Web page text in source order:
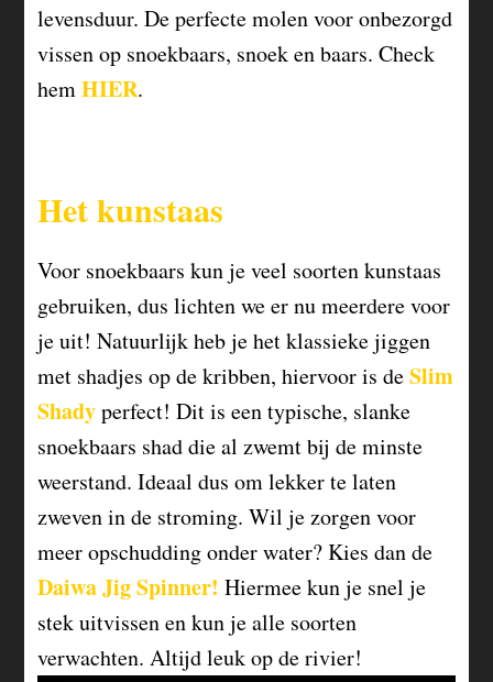
levensduur. De perfecte molen voor onbezorgd
vissen op snoekbaars, snoek en baars. Check
hemHIER.
Het kunstaas
Voor snoekbaars kun je veel soorten kunstaas
gebruiken, dus lichten we er nu meerdere voor
je uit! Natuurlijk heb je het klassieke jiggen
met shadjes op de kribben, hiervoor is deSlim
Shadyperfect! Dit is een typische, slanke
snoekbaars shad die al zwemt bij de minste
weerstand. Ideaal dus om lekker te laten
zweven in de stroming. Wil je zorgen voor
meer opschudding onder water? Kies dan de
Daiwa Jig Spinner! Hiermee kun je snel je
stek uitvissen en kun je alle soorten
verwachten. Altijd leuk op de rivier!